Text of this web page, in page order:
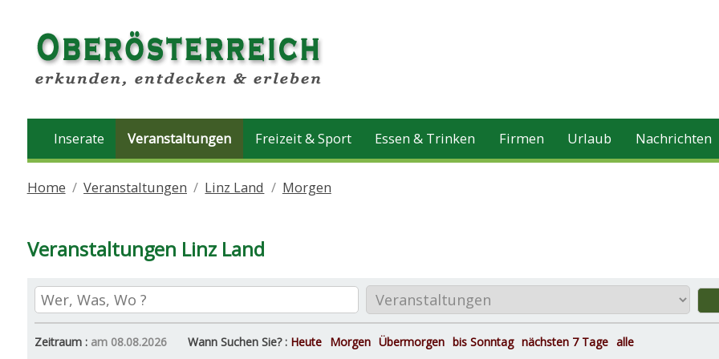
Inserate Veranstaltungen Freizeit & Sport Essen & Trinken Firmen Urlaub Nachrichten
Home Veranstaltungen Linz Land Morgen
Veranstaltungen Linz Land
Zeitraum : am 08.08.2026 Wann Suchen Sie? : Heute Morgen Übermorgen bis Sonntag nächsten 7 Tage alle